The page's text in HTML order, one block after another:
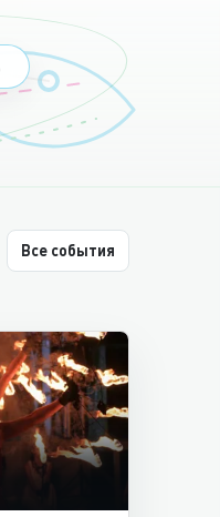
Все события